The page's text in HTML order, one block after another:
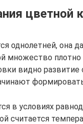
цветной
однолетней, она
множество плотно
видно
в условиях
считается